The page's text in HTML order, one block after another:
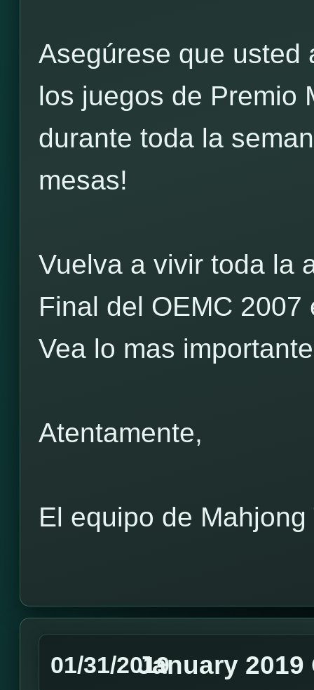
Asegúrese que usted
los juegos de Premio
durante toda la
mesas!
Vuelva a vivir toda la
Final del OEMC 2007
Vea lo mas
Atentamente,
El equipo de Mahjong
01/31/2019January